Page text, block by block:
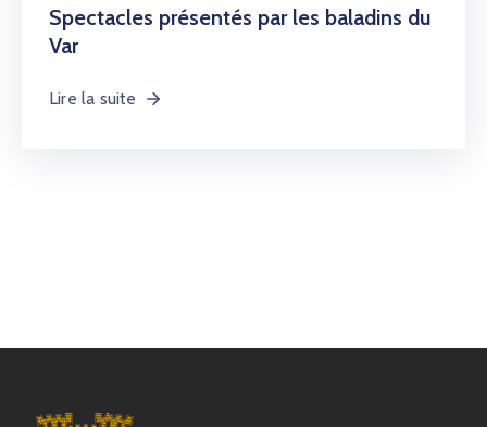
Spectacles présentés par les baladins du
Var
Lire la suite